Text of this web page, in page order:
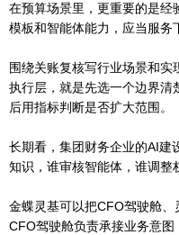
在预算场景里，更重要的是经
模板和智能体能力，应当服务
围绕关账复核写行业场景和实
执行层，就是先选一个边界清
后用指标判断是否扩大范围。
长期看，集团财务企业的AI建
知识，谁审核智能体，谁调整
金蝶灵基可以把CFO驾驶舱、
CFO驾驶舱负责承接业务意